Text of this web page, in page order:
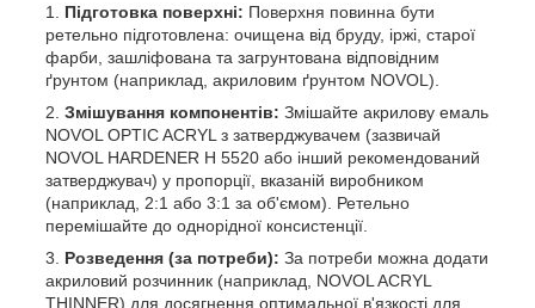
Підготовка поверхні: Поверхня повинна бути
ретельно підготовлена: очищена від бруду, іржі, старої
фарби, зашліфована та загрунтована відповідним
ґрунтом (наприклад, акриловим ґрунтом NOVOL).
Змішування компонентів: Змішайте акрилову емаль
NOVOL OPTIC ACRYL з затверджувачем (зазвичай
NOVOL HARDENER H 5520 або інший рекомендований
затверджувач) у пропорції, вказаній виробником
(наприклад, 2:1 або 3:1 за об'ємом). Ретельно
перемішайте до однорідної консистенції.
Розведення (за потреби): За потреби можна додати
акриловий розчинник (наприклад, NOVOL ACRYL
THINNER) для досягнення оптимальної в'язкості для